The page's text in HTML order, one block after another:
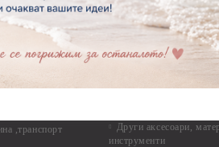
,транспорт
Опаковки
Мебелен обков и
Закачалки
Други аксесоари,
инструменти